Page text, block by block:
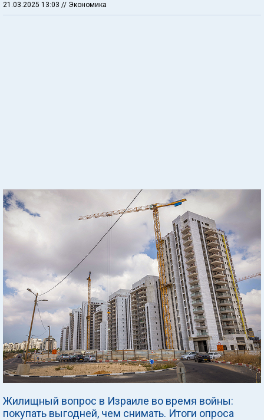
21.03.2025 13:03 // Экономика
Жилищный вопрос в Израиле во время войны:
покупать выгодней, чем снимать. Итоги опроса